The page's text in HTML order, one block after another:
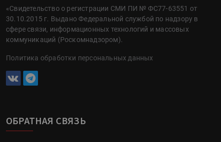
«Свидетельство о регистрации СМИ ПИ № ФС77-63551 от
30.10.2015 г. Выдано Федеральной службой по надзору в
сфере связи, информационных технологий и массовых
коммуникаций (Роскомнадзором).
Политика обработки персональных данных
ОБРАТНАЯ СВЯЗЬ